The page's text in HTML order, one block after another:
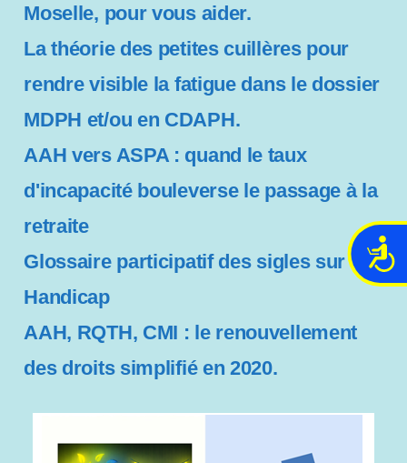
A
Moselle, pour vous aider.
La théorie des petites cuillères pour
rendre visible la fatigue dans le dossier
MDPH et/ou en CDAPH.
AAH vers ASPA : quand le taux
d'incapacité bouleverse le passage à la
retraite
Glossaire participatif des sigles sur le
Handicap
AAH, RQTH, CMI : le renouvellement
des droits simplifié en 2020.